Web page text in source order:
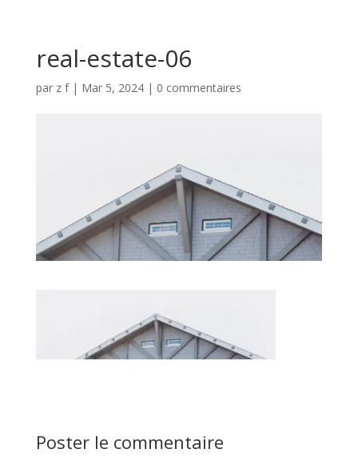
real-estate-06
par z f| Mar 5, 2024| 0 commentaires
Poster le commentaire